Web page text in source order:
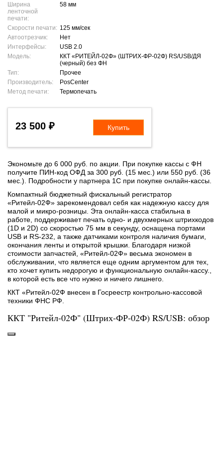
Ширина
ленточной
печати:
58 мм
Скорости печати: 125 мм/сек
Автоотрезчик:
Нет
Интерфейсы:
USB 2.0
Модель:
ККТ «РИТЕЙЛ-02Ф» (ШТРИХ-ФР-02Ф) RS/USB/ДЯ
(черный) без ФН
Тип:
Прочее
Производитель:
PosCenter
Метод печати:
Термопечать
23 500 ₽ Купить
Экономьте до 6 000 руб. по акции. При покупке кассы с ФН
получите ПИН-код ОФД за 300 руб. (15 мес.) или 550 руб. (36
мес.). Подробности у партнера 1С при покупке онлайн-кассы.
Компактный бюджетный фискальный регистратор
«Ритейл-02Ф» зарекомендовал себя как надежную кассу для
малой и микро-розницы. Эта онлайн-касса стабильна в
работе, поддерживает печать одно- и двухмерных штрихкодов
(1D и 2D) со скоростью 75 мм в секунду, оснащена портами
USB и RS-232, а также датчиками контроля наличия бумаги,
окончания ленты и открытой крышки. Благодаря низкой
стоимости запчастей, «Ритейл-02Ф» весьма экономен в
обслуживании, что является еще одним аргументом для тех,
кто хочет купить недорогую и функциональную онлайн-кассу.,
в которой есть все что нужно и ничего лишнего.
ККТ «Ритейл-02Ф внесен в Госреестр контрольно-кассовой
техники ФНС РФ.
ККТ "Ритейл-02Ф" (Штрих-ФР-02Ф) RS/USB: обзор